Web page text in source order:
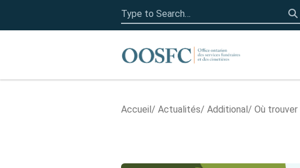
Accueil
Search
for:
Accueil Actualités Additional Où